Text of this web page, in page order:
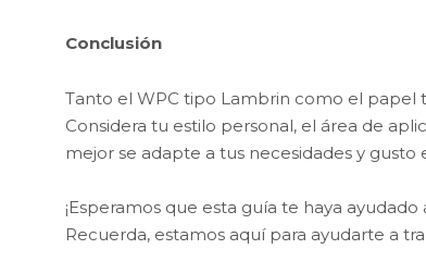
Conclusión
Tanto el WPC tipo Lambrin como el papel
Considera tu estilo personal, el área de
mejor se adapte a tus necesidades y gusto
¡Esperamos que esta guía te haya
Recuerda, estamos aquí para ayudarte a